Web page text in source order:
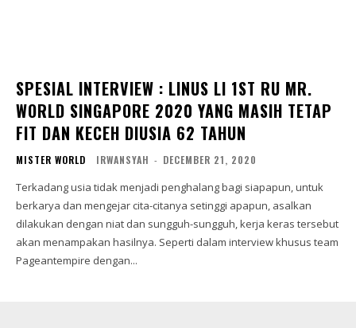
SPESIAL INTERVIEW : LINUS LI 1ST RU MR.
WORLD SINGAPORE 2020 YANG MASIH TETAP
FIT DAN KECEH DIUSIA 62 TAHUN
MISTER WORLD IRWANSYAH - DECEMBER 21, 2020
Terkadang usia tidak menjadi penghalang bagi siapapun, untuk
berkarya dan mengejar cita-citanya setinggi apapun, asalkan
dilakukan dengan niat dan sungguh-sungguh, kerja keras tersebut
akan menampakan hasilnya. Seperti dalam interview khusus team
Pageantempire dengan...